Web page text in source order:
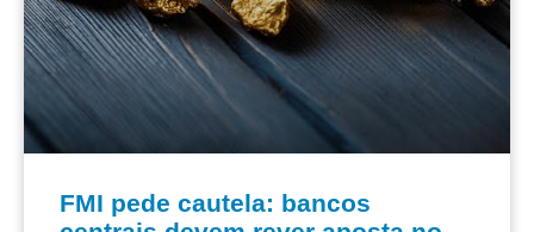
FMI pede cautela: bancos